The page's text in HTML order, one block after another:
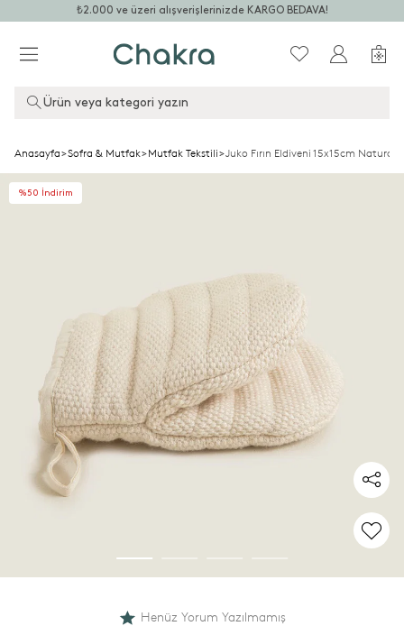
₺2.000 ve üzeri alışverişlerinizde KARGO BEDAVA!
Ürün veya kategori yazın
Anasayfa>Sofra & Mutfak>Mutfak Tekstili>Juko Fırın Eldiveni 15x15cm Natural
%50 İndirim
Henüz Yorum Yazılmamış